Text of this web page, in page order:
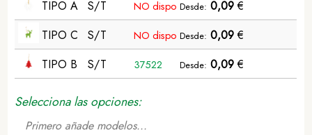
TIPO A S/T NO dispo Desde: 0,09€
TIPO C
S/T NO dispo Desde: 0,09€
TIPO B
S/T 37522 Desde: 0,09€
Selecciona las opciones:
Primero añade modelos...